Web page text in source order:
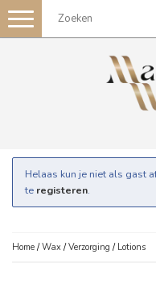
Toggle
navigation
Helaas kun je niet als gast
te registeren.
Home /Wax /Verzorging / Lotions